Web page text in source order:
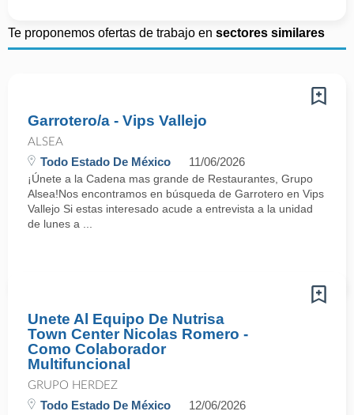
Te proponemos ofertas de trabajo en sectores similares
Garrotero/a - Vips Vallejo
ALSEA
Todo Estado De México 11/06/2026
¡Únete a la Cadena mas grande de Restaurantes, Grupo
Alsea!Nos encontramos en búsqueda de Garrotero en Vips
Vallejo Si estas interesado acude a entrevista a la unidad
de lunes a ...
Unete Al Equipo De Nutrisa
Town Center Nicolas Romero -
Como Colaborador
Multifuncional
GRUPO HERDEZ
Todo Estado De México 12/06/2026